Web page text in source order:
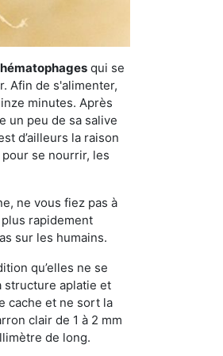
qui se
Afin de s'alimenter,
minutes. Après
un peu de sa salive
d’ailleurs la raison
se nourrir, les
ne vous fiez pas à
rapidement
sur les humains.
qu’elles ne se
structure aplatie et
cache et ne sort la
clair de 1 à 2 mm
de long.